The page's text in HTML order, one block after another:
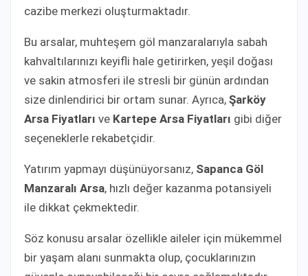
cazibe merkezi oluşturmaktadır.
Bu arsalar, muhteşem göl manzaralarıyla sabah
kahvaltılarınızı keyifli hale getirirken, yeşil doğası
ve sakin atmosferi ile stresli bir günün ardından
size dinlendirici bir ortam sunar. Ayrıca, Şarköy
Arsa Fiyatları ve Kartepe Arsa Fiyatları gibi diğer
seçeneklerle rekabetçidir.
Yatırım yapmayı düşünüyorsanız, Sapanca Göl
Manzaralı Arsa, hızlı değer kazanma potansiyeli
ile dikkat çekmektedir.
Söz konusu arsalar özellikle aileler için mükemmel
bir yaşam alanı sunmakta olup, çocuklarınızın